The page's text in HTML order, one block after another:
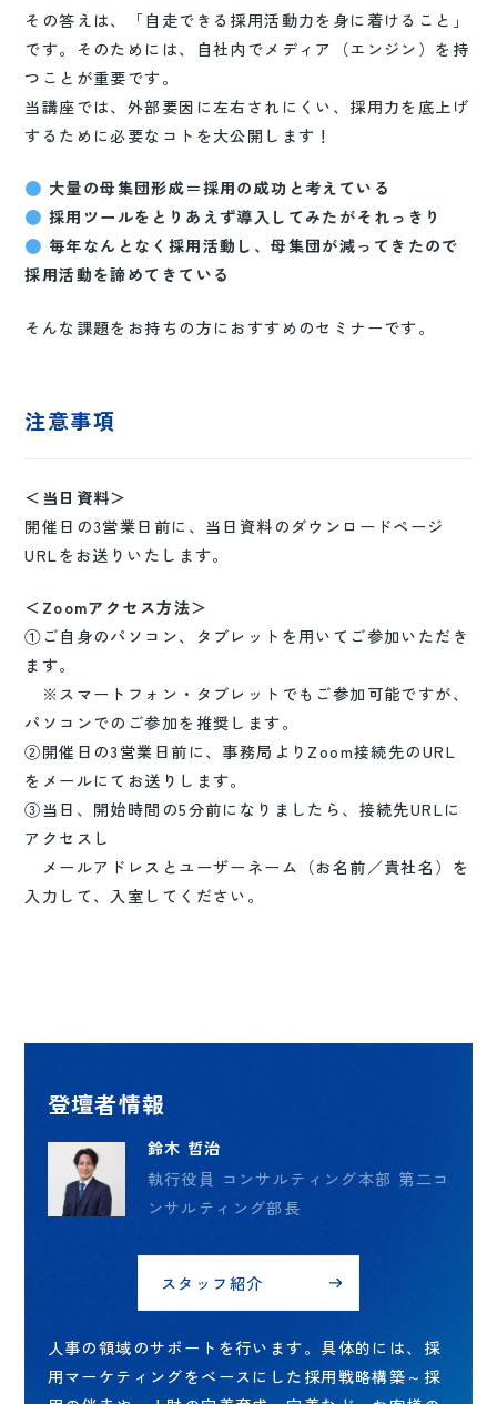
その答えは、「自走できる採用活動力を身に着けること」
です。そのためには、自社内でメディア（エンジン）を持
つことが重要です。
当講座では、外部要因に左右されにくい、採用力を底上げ
するために必要なコトを大公開します！
大量の母集団形成＝採用の成功と考えている
採用ツールをとりあえず導入してみたがそれっきり
毎年なんとなく採用活動し、母集団が減ってきたので
採用活動を諦めてきている
そんな課題をお持ちの方におすすめのセミナーです。
注意事項
＜当日資料＞
開催日の3営業日前に、当日資料のダウンロードページ
URLをお送りいたします。
＜Zoomアクセス方法＞
①ご自身のパソコン、タブレットを用いてご参加いただき
ます。
※スマートフォン・タブレットでもご参加可能ですが、
パソコンでのご参加を推奨します。
②開催日の3営業日前に、事務局よりZoom接続先のURL
をメールにてお送りします。
③当日、開始時間の5分前になりましたら、接続先URLに
アクセスし
メールアドレスとユーザーネーム（お名前／貴社名）を
入力して、入室してください。
登壇者情報
鈴木 哲治
執行役員 コンサルティング本部 第二コ
ンサルティング部長
スタッフ紹介
人事の領域のサポートを行います。具体的には、採
用マーケティングをベースにした採用戦略構築～採